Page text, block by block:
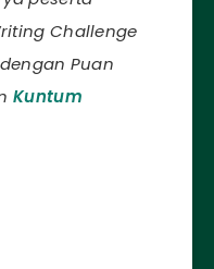
Challenge
dengan Puan
Kuntum